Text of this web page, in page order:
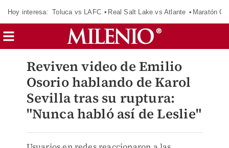
Hoy interesa: Toluca vs LAFC Real Salt Lake vs Atlante Maratón
⁠Reviven video de Emilio
Osorio hablando de Karol
Sevilla tras su ruptura:
"Nunca habló así de Leslie"